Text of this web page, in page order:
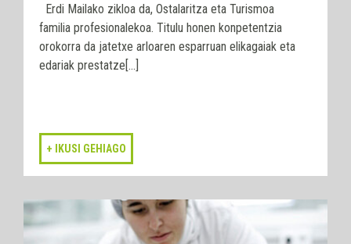
Erdi Mailako zikloa da, Ostalaritza eta Turismoa
familia profesionalekoa. Titulu honen konpetentzia
orokorra da jatetxe arloaren esparruan elikagaiak eta
edariak prestatze[...]